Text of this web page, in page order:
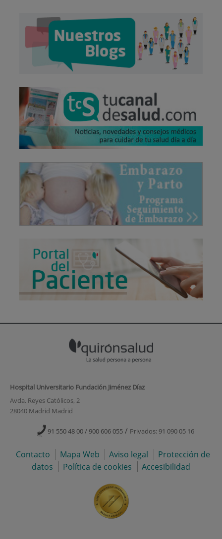
Hospital Universitario Fundación Jiménez Díaz
Avda. Reyes Católicos, 2
28040 Madrid Madrid
91 550 48 00 / 900 606 055 / Privados: 91 090 05 16
Contacto Mapa Web Aviso legal
Protección de
datos
Política de cookies Accesibilidad